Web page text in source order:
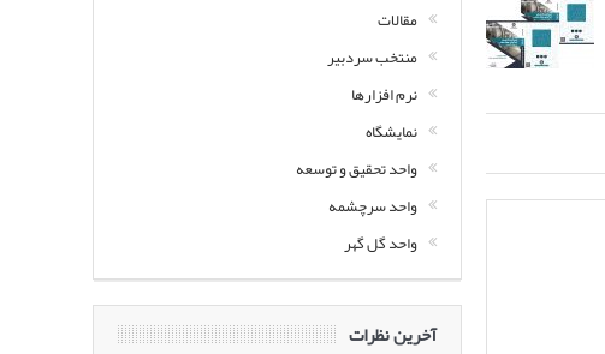
مقالات
منتخب سردبیر
نرم افزارها
نمایشگاه
واحد تحقیق و توسعه
واحد سرچشمه
واحد گل گهر
آخرین نظرات